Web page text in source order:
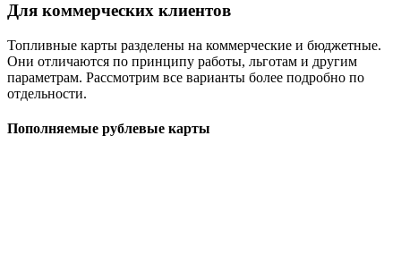
Для коммерческих клиентов
Топливные карты разделены на коммерческие и бюджетные.
Они отличаются по принципу работы, льготам и другим
параметрам. Рассмотрим все варианты более подробно по
отдельности.
Пополняемые рублевые карты